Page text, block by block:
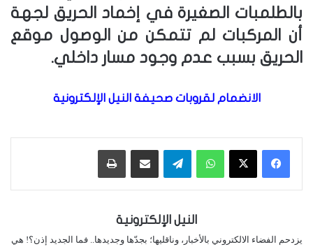
بالطلمبات الصغيرة في إخماد الحريق لجهة
أن المركبات لم تتمكن من الوصول موقع
الحريق بسبب عدم وجود مسار داخلي.
الانضمام لقروبات صحيفة النيل الإلكترونية
واتساب تيلقرام مشاركة عبر البريد طباعة
النيل الإلكترونية
يزدحم الفضاء الالكتروني بالأخبار، وناقليها؛ بجدّها وجديدها.. فما الجديد إذن؟! هي